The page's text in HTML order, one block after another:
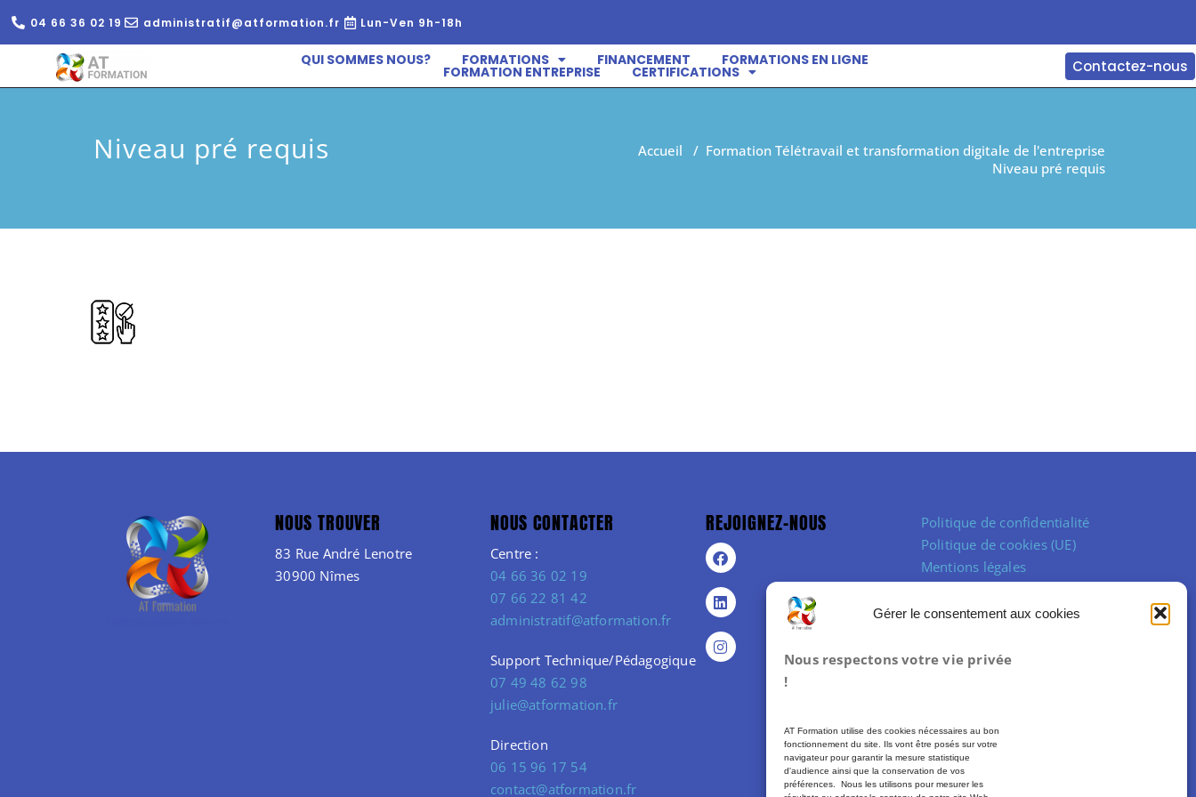
Gérer le consentement aux cookies
Nous respectons votre vie privée
!
AT Formation utilise des cookies nécessaires au bon
fonctionnement du site. Ils vont être posés sur votre
navigateur pour garantir la mesure statistique
d'audience ainsi que la conservation de vos
préférences. Nous les utilisons pour mesurer les
04 66 36 02 19 administratif@atformation.fr Lun-Ven 9h-18h
QUI SOMMES NOUS? FORMATIONS FINANCEMENT FORMATIONS EN LIGNE
FORMATION ENTREPRISE CERTIFICATIONS Contactez-nous
Niveau pré requis Accueil / Formation Télétravail et transformation digitale de l'entreprise
Niveau pré requis
NOUS TROUVER
83 Rue André Lenotre
30900 Nîmes
NOUS CONTACTER
Centre :
04 66 36 02 19
07 66 22 81 42
administratif@atformation.fr
Support Technique/Pédagogique
07 49 48 62 98
julie@atformation.fr
Direction
06 15 96 17 54
contact@atformation.fr
REJOIGNEZ-NOUS
Politique de confidentialité
Politique de cookies (UE)
Mentions légales